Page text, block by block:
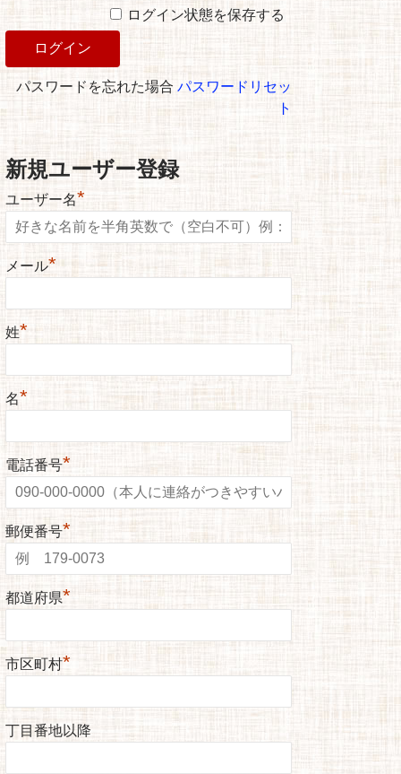
ログイン状態を保存する
パスワードを忘れた場合パスワードリセッ
ト
新規ユーザー登録
ユーザー名*
メール*
姓*
名*
電話番号*
郵便番号*
都道府県*
市区町村*
丁目番地以降